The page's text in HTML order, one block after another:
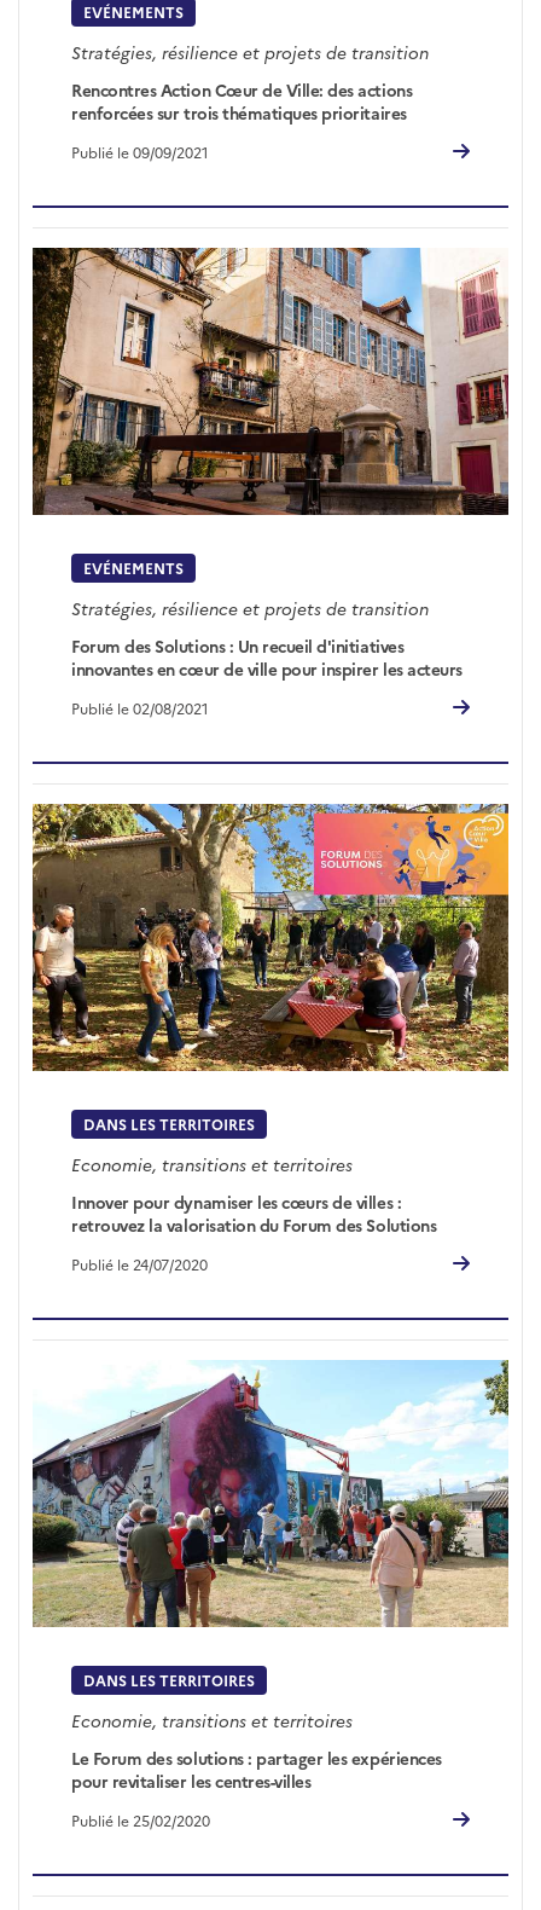
EVÉNEMENTS
Stratégies, résilience et projets de transition
Rencontres Action Cœur de Ville: des actions
renforcées sur trois thématiques prioritaires
Publié le 09/09/2021
EVÉNEMENTS
Stratégies, résilience et projets de transition
Forum des Solutions : Un recueil d'initiatives
innovantes en cœur de ville pour inspirer les acteurs
Publié le 02/08/2021
DANS LES TERRITOIRES
Economie, transitions et territoires
Innover pour dynamiser les cœurs de villes :
retrouvez la valorisation du Forum des Solutions
Publié le 24/07/2020
DANS LES TERRITOIRES
Economie, transitions et territoires
Le Forum des solutions : partager les expériences
pour revitaliser les centres-villes
Publié le 25/02/2020